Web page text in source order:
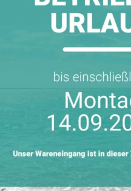
COOKIE EINSTELLUNGEN
Wir verwenden Cookies,
Funktionsfähigkeit
Diese Cookies stellen
Funktionalitäten und
sicher. Weiterhin
Nutzerfreundlichkeit zu
Angebot präsentieren zu
Möchten Sie individuell
besten für Sie geeignet